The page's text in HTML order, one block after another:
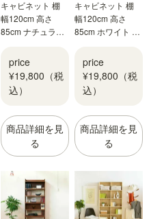
キャビネット 棚
幅120cm 高さ
85cm ナチュラル
ー下 引き戸 キッ
チン収納 ピタシエ
PTS-8512SDNA
price
¥19,800（税
込）
商品詳細を見
る
キャビネット 棚
幅120cm 高さ
85cm ホワイト 白
戸 キッチン収納
ピタシエ PTS-
8512SDWH
price
¥19,800（税
込）
商品詳細を見
る